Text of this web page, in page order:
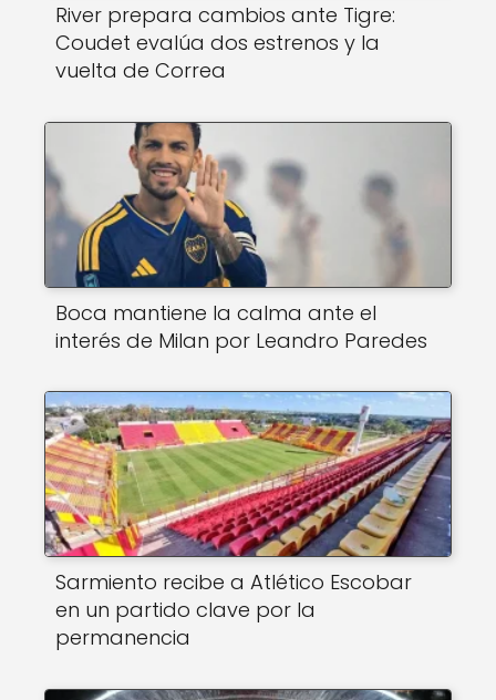
River prepara cambios ante Tigre:
Coudet evalúa dos estrenos y la
vuelta de Correa
Boca mantiene la calma ante el
interés de Milan por Leandro Paredes
Sarmiento recibe a Atlético Escobar
en un partido clave por la
permanencia